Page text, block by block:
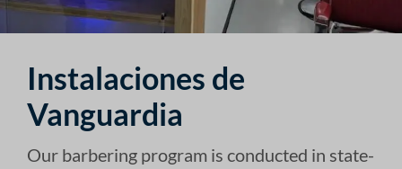
Instalaciones de
Vanguardia
Our barbering program is conducted in state-